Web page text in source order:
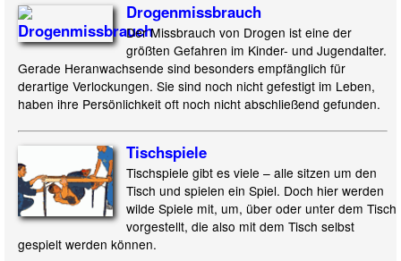
Drogenmissbrauch
Der Missbrauch von Drogen ist eine der
größten Gefahren im Kinder- und Jugendalter.
Gerade Heranwachsende sind besonders empfänglich für
derartige Verlockungen. Sie sind noch nicht gefestigt im Leben,
haben ihre Persönlichkeit oft noch nicht abschließend gefunden.
Tischspiele
Tischspiele gibt es viele – alle sitzen um den
Tisch und spielen ein Spiel. Doch hier werden
wilde Spiele mit, um, über oder unter dem Tisch
vorgestellt, die also mit dem Tisch selbst
gespielt werden können.